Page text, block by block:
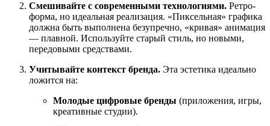
Смешивайте с современными технологиями. Ретро-
форма, но идеальная реализация. «Пиксельная» графика
должна быть выполнена безупречно, «кривая» анимация
— плавной. Используйте старый стиль, но новыми,
передовыми средствами.
Учитывайте контекст бренда. Эта эстетика идеально
ложится на:
Молодые цифровые бренды (приложения, игры,
креативные студии).